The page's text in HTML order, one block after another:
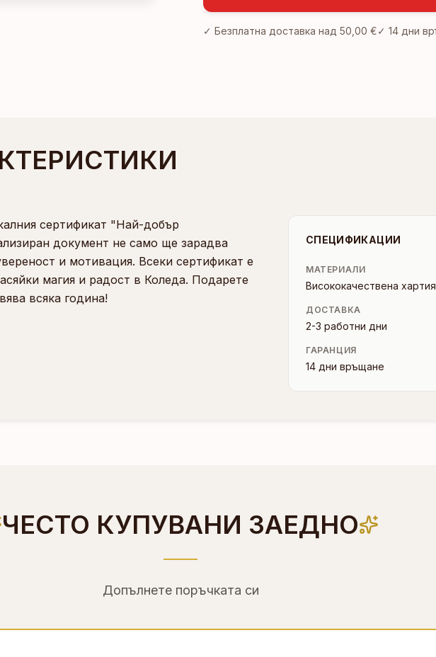
✓ Безплатна доставка над 50,00 €✓ 14 дни
сертификат "Най-добър
документ не само ще зарадва
и мотивация. Всеки сертификат е
магия и радост в Коледа. Подарете
всяка година!
СПЕЦИФИКАЦИИ
МАТЕРИАЛИ
Висококачествена хартия
ДОСТАВКА
2-3 работни дни
ГАРАНЦИЯ
14 дни връщане
ЧЕСТО КУПУВАНИ ЗАЕДНО
Допълнете поръчката си